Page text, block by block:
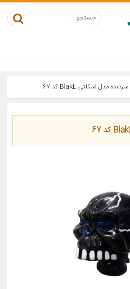
سردنده مدل اسکلتی BlakL کد 67